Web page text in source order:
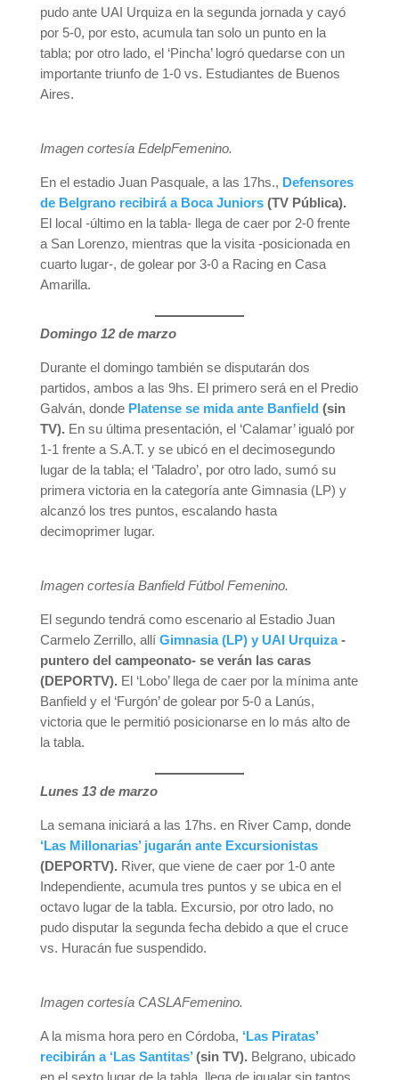
pudo ante UAI Urquiza en la segunda jornada y cayó
por 5-0, por esto, acumula tan solo un punto en la
tabla; por otro lado, el ‘Pincha’ logró quedarse con un
importante triunfo de 1-0 vs. Estudiantes de Buenos
Aires.
Imagen cortesía EdelpFemenino.
En el estadio Juan Pasquale, a las 17hs., Defensores
de Belgrano recibirá a Boca Juniors (TV Pública).
El local -último en la tabla- llega de caer por 2-0 frente
a San Lorenzo, mientras que la visita -posicionada en
cuarto lugar-, de golear por 3-0 a Racing en Casa
Amarilla.
Domingo 12 de marzo
Durante el domingo también se disputarán dos
partidos, ambos a las 9hs. El primero será en el Predio
Galván, donde Platense se mida ante Banfield (sin
TV). En su última presentación, el ‘Calamar’ igualó por
1-1 frente a S.A.T. y se ubicó en el decimosegundo
lugar de la tabla; el ‘Taladro’, por otro lado, sumó su
primera victoria en la categoría ante Gimnasia (LP) y
alcanzó los tres puntos, escalando hasta
decimoprimer lugar.
Imagen cortesía Banfield Fútbol Femenino.
El segundo tendrá como escenario al Estadio Juan
Carmelo Zerrillo, allí Gimnasia (LP) y UAI Urquiza-
puntero del campeonato- se verán las caras
(DEPORTV). El ‘Lobo’ llega de caer por la mínima ante
Banfield y el ‘Furgón’ de golear por 5-0 a Lanús,
victoria que le permitió posicionarse en lo más alto de
la tabla.
Lunes 13 de marzo
La semana iniciará a las 17hs. en River Camp, donde
‘Las Millonarias’ jugarán ante Excursionistas
(DEPORTV). River, que viene de caer por 1-0 ante
Independiente, acumula tres puntos y se ubica en el
octavo lugar de la tabla. Excursio, por otro lado, no
pudo disputar la segunda fecha debido a que el cruce
vs. Huracán fue suspendido.
Imagen cortesía CASLAFemenino.
A la misma hora pero en Córdoba, ‘Las Piratas’
recibirán a ‘Las Santitas’(sin TV). Belgrano, ubicado
en el sexto lugar de la tabla, llega de igualar sin tantos